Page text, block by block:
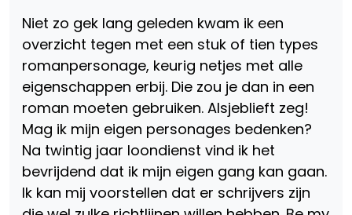
Niet zo gek lang geleden kwam ik een
overzicht tegen met een stuk of tien types
romanpersonage, keurig netjes met alle
eigenschappen erbij. Die zou je dan in een
roman moeten gebruiken. Alsjeblieft zeg!
Mag ik mijn eigen personages bedenken?
Na twintig jaar loondienst vind ik het
bevrijdend dat ik mijn eigen gang kan gaan.
Ik kan mij voorstellen dat er schrijvers zijn